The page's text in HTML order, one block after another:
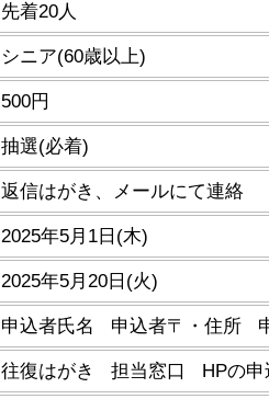
先着20人
シニア(60歳以上)
500円
抽選(必着)
返信はがき、メールにて連絡
2025年5月1日(木)
2025年5月20日(火)
申込者氏名 申込者〒・住所
往復はがき 担当窓口 HPの申